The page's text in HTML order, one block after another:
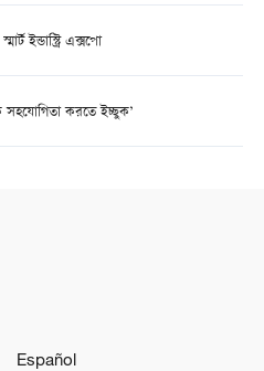
ইন্ডাস্ট্রি এক্সপো
সহযোগিতা করতে ইচ্ছুক’
Español